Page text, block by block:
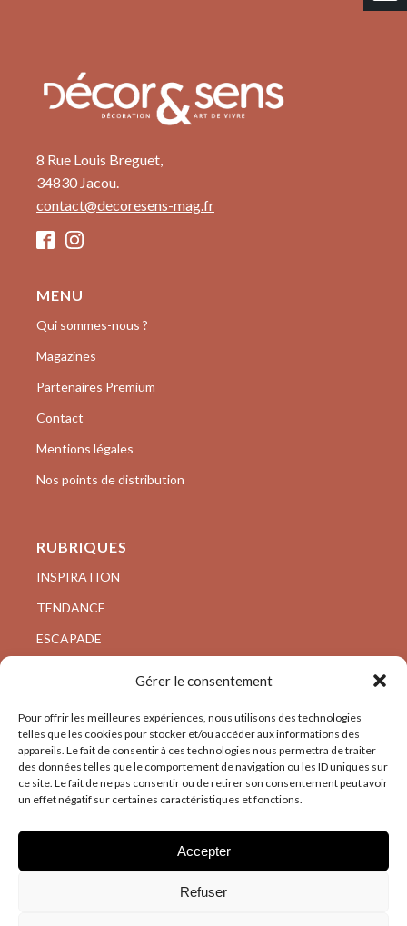
Gérer le consentement
Pour offrir les meilleures expériences, nous utilisons des technologies
telles que les cookies pour stocker et/ou accéder aux informations des
appareils. Le fait de consentir à ces technologies nous permettra de traiter
des données telles que le comportement de navigation ou les ID uniques sur
ce site. Le fait de ne pas consentir ou de retirer son consentement peut avoir
un effet négatif sur certaines caractéristiques et fonctions.
Accepter
Refuser
8 Rue Louis Breguet,
34830 Jacou.
contact@decoresens-mag.fr
MENU
Qui sommes-nous ?
Magazines
Partenaires Premium
Contact
Mentions légales
Nos points de distribution
RUBRIQUES
INSPIRATION
TENDANCE
ESCAPADE